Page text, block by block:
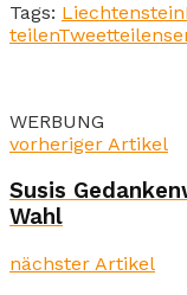
Tags: Liechtenstein
teilenTweetteilen
WERBUNG
vorheriger Artikel
Susis
Wahl
nächster Artikel